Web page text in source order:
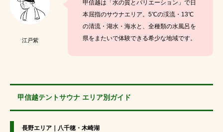
江戸紫
甲信越は「水の質とバリエーション」で日
本屈指のサウナエリア。5℃の渓流・13℃
の清流・湖水・海水と、全種類の水風呂を
県をまたいで体験できる希少な地域です。
甲信越テントサウナ エリア別ガイド
長野エリア｜八千穂・木崎湖